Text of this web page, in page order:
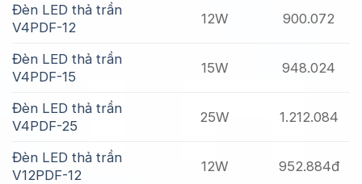
Đèn LED thả trần
V4PDF-12
12W 900.072
Đèn LED thả trần
V4PDF-15
15W 948.024
Đèn LED thả trần
V4PDF-25
25W 1.212.084
Đèn LED thả trần
V12PDF-12
12W 952.884đ